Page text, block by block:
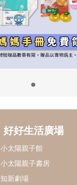
好好生活廣場
小太陽親子館
小太陽親子書房
知新劇場